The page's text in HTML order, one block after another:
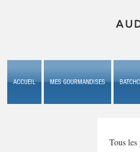
ACCUEIL MES GOURMANDISES
Tous les